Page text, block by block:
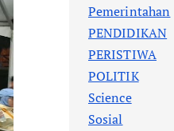
Pemerintahan
PENDIDIKAN
PERISTIWA
POLITIK
Science
Sosial